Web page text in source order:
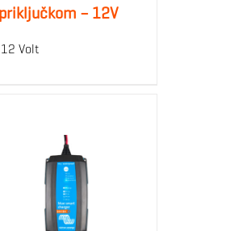
priključkom – 12V
12 Volt